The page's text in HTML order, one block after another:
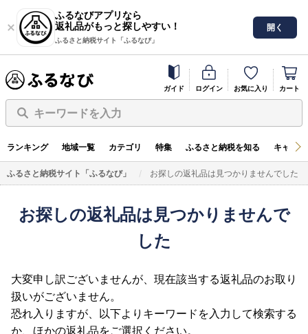
ふるなびアプリなら
返礼品がもっと探しやすい！
ふるさと納税サイト「ふるなび」
開く
ガイド ログイン お気に入り カート
キーワードを入力
ランキング 地域一覧 カテゴリ 特集 ふるさと納税を知る キャン
ふるさと納税サイト「ふるなび」 お探しの返礼品は見つかりませんでした
お探しの返礼品は見つかりませんで
した
大変申し訳ございませんが、現在該当する返礼品のお取り
扱いがございません。
恐れ入りますが、以下よりキーワードを入力して検索する
か、ほかの返礼品をご選択ください。